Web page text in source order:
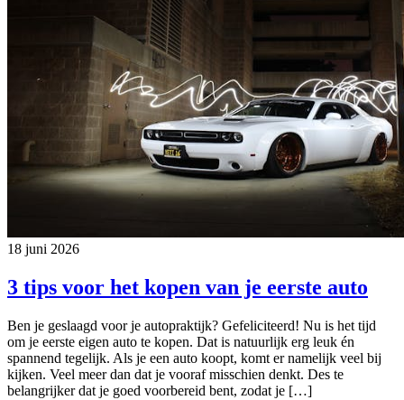
18 juni 2026
3 tips voor het kopen van je eerste auto
Ben je geslaagd voor je autopraktijk? Gefeliciteerd! Nu is het tijd
om je eerste eigen auto te kopen. Dat is natuurlijk erg leuk én
spannend tegelijk. Als je een auto koopt, komt er namelijk veel bij
kijken. Veel meer dan dat je vooraf misschien denkt. Des te
belangrijker dat je goed voorbereid bent, zodat je […]